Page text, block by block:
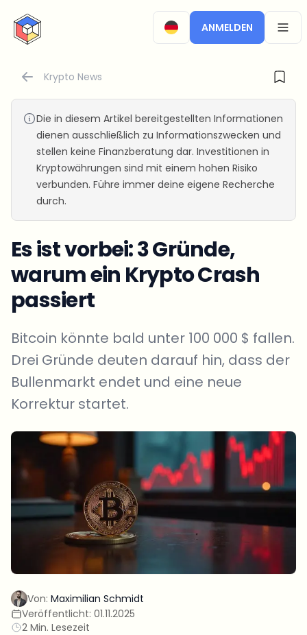
CryptoTicker
ANMELDEN
Krypto News
Die in diesem Artikel bereitgestellten Informationen
dienen ausschließlich zu Informationszwecken und
stellen keine Finanzberatung dar. Investitionen in
Kryptowährungen sind mit einem hohen Risiko
verbunden. Führe immer deine eigene Recherche
durch.
Es ist vorbei: 3 Gründe,
warum ein Krypto Crash
passiert
Bitcoin könnte bald unter 100 000 $ fallen.
Drei Gründe deuten darauf hin, dass der
Bullenmarkt endet und eine neue
Korrektur startet.
Von: Maximilian Schmidt
Veröffentlicht: 01.11.2025
2 Min. Lesezeit